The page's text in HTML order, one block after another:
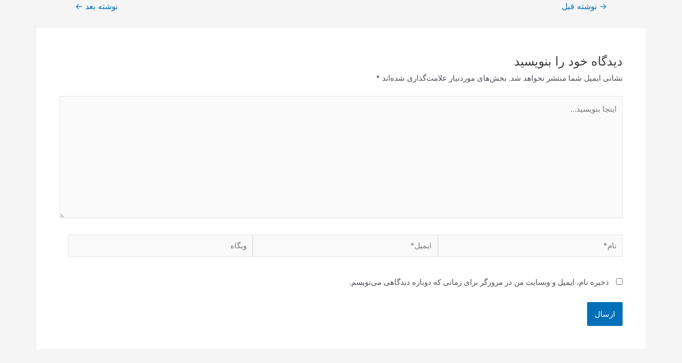
راهبری
→ نوشته قبل نوشته بعد ←
دیدگاه‌ خود را بنویسید
نشانی ایمیل شما منتشر نخواهد شد. بخش‌های موردنیاز علامت‌گذاری شده‌اند *
بنویسید…
نام* ایمیل* وبگاه
ذخیره نام، ایمیل و وبسایت من در مرورگر برای زمانی که دوباره دیدگاهی می‌نویسم.